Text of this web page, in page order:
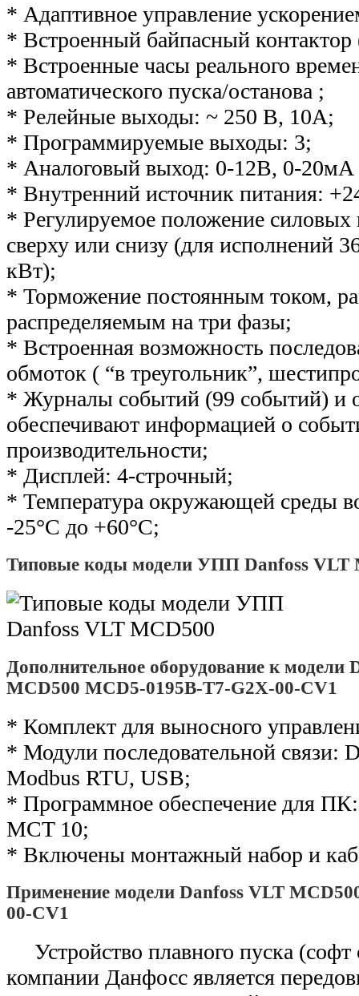
* Адаптивное управление
* Встроенный байпасный
* Встроенные часы реального
автоматического пуска/останова ;
* Релейные выходы: ~ 250 В, 10А;
* Программируемые выходы: 3;
* Аналоговый выход: 0-12В, 0-20мА
* Внутренний источник питания:
* Регулируемое положение
сверху или снизу (для исполнений
кВт);
* Торможение постоянным током,
распределяемым на три фазы;
* Встроенная возможность
обмоток ( “в треугольник”,
* Журналы событий (99 событий) и
обеспечивают информацией о
производительности;
* Дисплей: 4-строчный;
* Температура окружающей среды
-25°С до +60°С;
Типовые коды модели УПП Danfoss VLT
Дополнительное оборудование к модели
MCD500 MCD5-0195B-T7-G2X-00-CV1
* Комплект для выносного
* Модули последовательной связи:
Modbus RTU, USB;
* Программное обеспечение для
MCT 10;
* Включены монтажный набор и
Применение модели Danfoss VLT
00-CV1
Устройство плавного пуска (софт
компании Данфосс является